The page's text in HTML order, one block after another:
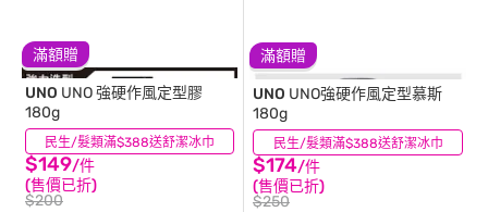
滿額贈
民生/髮類滿$388送舒潔冰巾
UNO UNO 強硬作風定型膠
180g
$149/件
(售價已折)
$200
(16)
滿額贈
民生/髮類滿$388送舒潔冰巾
UNO UNO強硬作風定型慕斯
180g
$174/件
(售價已折)
$250
(18)